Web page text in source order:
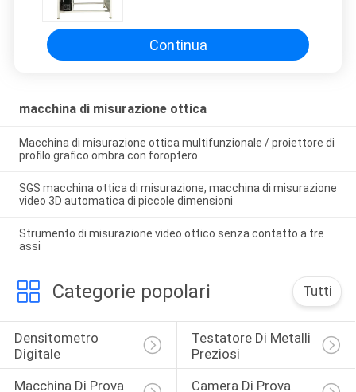
Continua
macchina di misurazione ottica
Macchina di misurazione ottica multifunzionale / proiettore di
profilo grafico ombra con foroptero
SGS macchina ottica di misurazione, macchina di misurazione
video 3D automatica di piccole dimensioni
Strumento di misurazione video ottico senza contatto a tre
assi
Categorie popolari Tutti
Densitometro
Digitale
Testatore Di Metalli
Preziosi
Macchina Di Prova
Camera Di Prova